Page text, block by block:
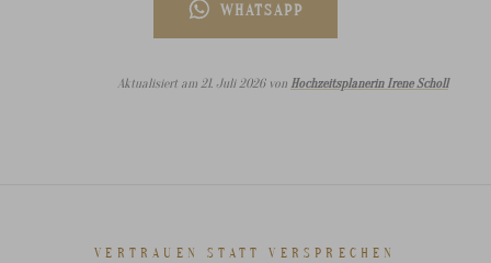
WHATSAPP
Aktualisiert am 21. Juli 2026 von Hochzeitsplanerin Irene Scholl
VERTRAUEN STATT VERSPRECHEN